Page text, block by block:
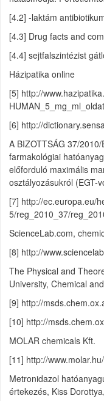
[4.2] -laktám
[4.3] Drug facts and
[4.4] sejtfalszintézist
Házipatika online
[5] http://
[6] http://
A BIZOTTSÁG 37/
farmakológiai
előforduló maximális
osztályozásukról (EGT-
[7] http://ec.europa.eu/
5/reg_2010_37/
ScienceLab.com,
[8] http://
The Physical and
University, Chemical
[9] http://
[10] http://
MOLAR chemicals Kft.
[11] http://
Metronidazol
értekezés, Kiss